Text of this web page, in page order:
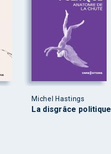
Michel Hastings
La disgrâce politique